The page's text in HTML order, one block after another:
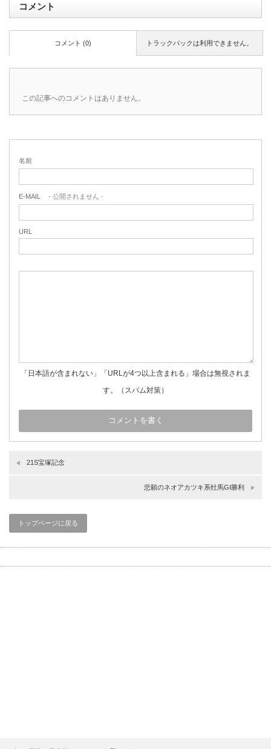
コメント
トラックバックは利用できません。
コメント (0)
この記事へのコメントはありません。
名前
E-MAIL - 公開されません -
URL
「日本語が含まれない」「URLが4つ以上含まれる」場合は無視されま
す。（スパム対策）
21S宝塚記念
悲願のネオアカツキ系牡馬GⅠ勝利
トップページに戻る